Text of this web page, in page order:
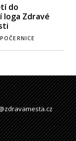
do
loga Zdravé